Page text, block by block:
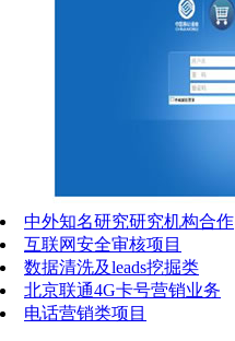
中外知名研究研究机构合作
互联网安全审核项目
数据清洗及leads挖掘类
北京联通4G卡号营销业务
电话营销类项目